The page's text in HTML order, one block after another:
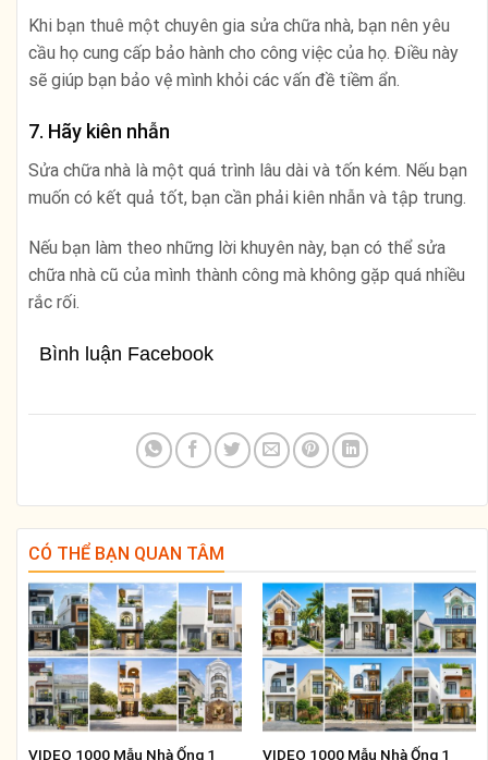
Khi bạn thuê một chuyên gia sửa chữa nhà, bạn nên yêu
cầu họ cung cấp bảo hành cho công việc của họ. Điều này
sẽ giúp bạn bảo vệ mình khỏi các vấn đề tiềm ẩn.
7. Hãy kiên nhẫn
Sửa chữa nhà là một quá trình lâu dài và tốn kém. Nếu bạn
muốn có kết quả tốt, bạn cần phải kiên nhẫn và tập trung.
Nếu bạn làm theo những lời khuyên này, bạn có thể sửa
chữa nhà cũ của mình thành công mà không gặp quá nhiều
rắc rối.
Bình luận Facebook
CÓ THỂ BẠN QUAN TÂM
VIDEO 1000 Mẫu Nhà Ống 1
VIDEO 1000 Mẫu Nhà Ống 1